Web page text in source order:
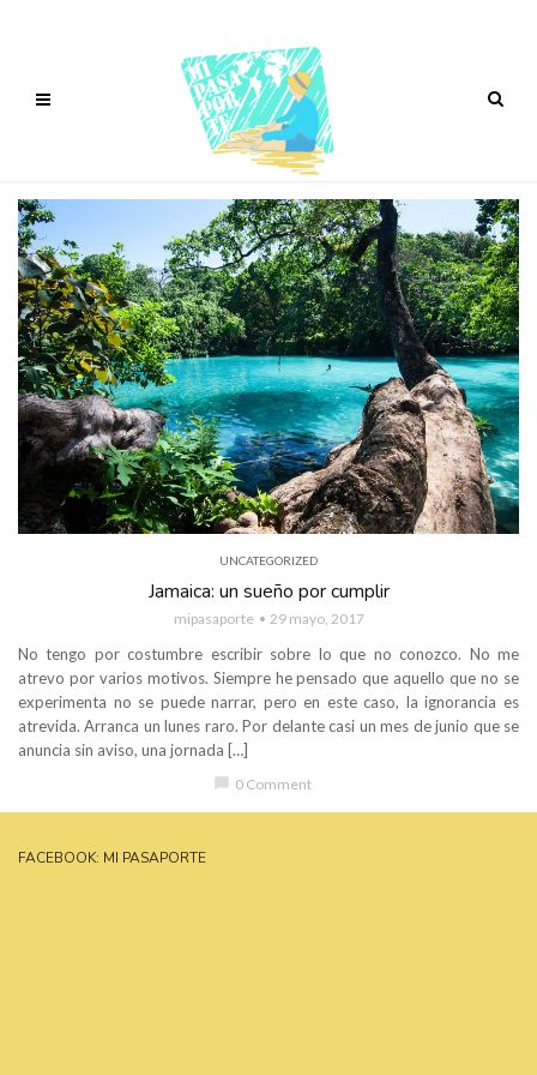
UNCATEGORIZED
Jamaica: un sueño por cumplir
mipasaporte 29 mayo, 2017
No tengo por costumbre escribir sobre lo que no conozco. No me
atrevo por varios motivos. Siempre he pensado que aquello que no se
experimenta no se puede narrar, pero en este caso, la ignorancia es
atrevida. Arranca un lunes raro. Por delante casi un mes de junio que se
anuncia sin aviso, una jornada […]
chat_bubble 0 Comment
FACEBOOK: MI PASAPORTE